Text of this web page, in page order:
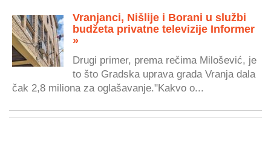
Vranjanci, Nišlije i Borani u službi
budžeta privatne televizije Informer
»
Drugi primer, prema rečima Milošević, je
to što Gradska uprava grada Vranja dala
čak 2,8 miliona za oglašavanje."Kakvo o...